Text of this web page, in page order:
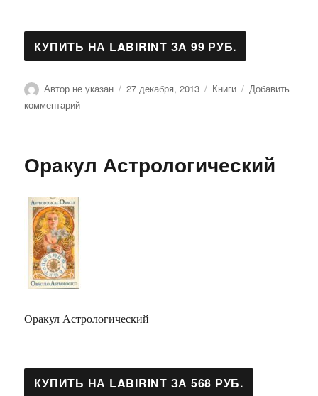
Автор
Автор не указан Опубликовано
27 декабря, 2013 Рубрики
Книги
Добавить
комментарийк
грядками
2006-
Оракул Астрологический
Оракул Астрологический